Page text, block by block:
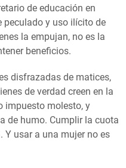
de educación en
peculado y uso ilícito de
la empujan, no es la
beneficios.
disfrazadas de matices,
de verdad creen en la
impuesto molesto, y
de humo. Cumplir la cuota
Y usar a una mujer no es